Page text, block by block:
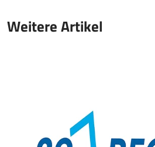
Weitere Artikel